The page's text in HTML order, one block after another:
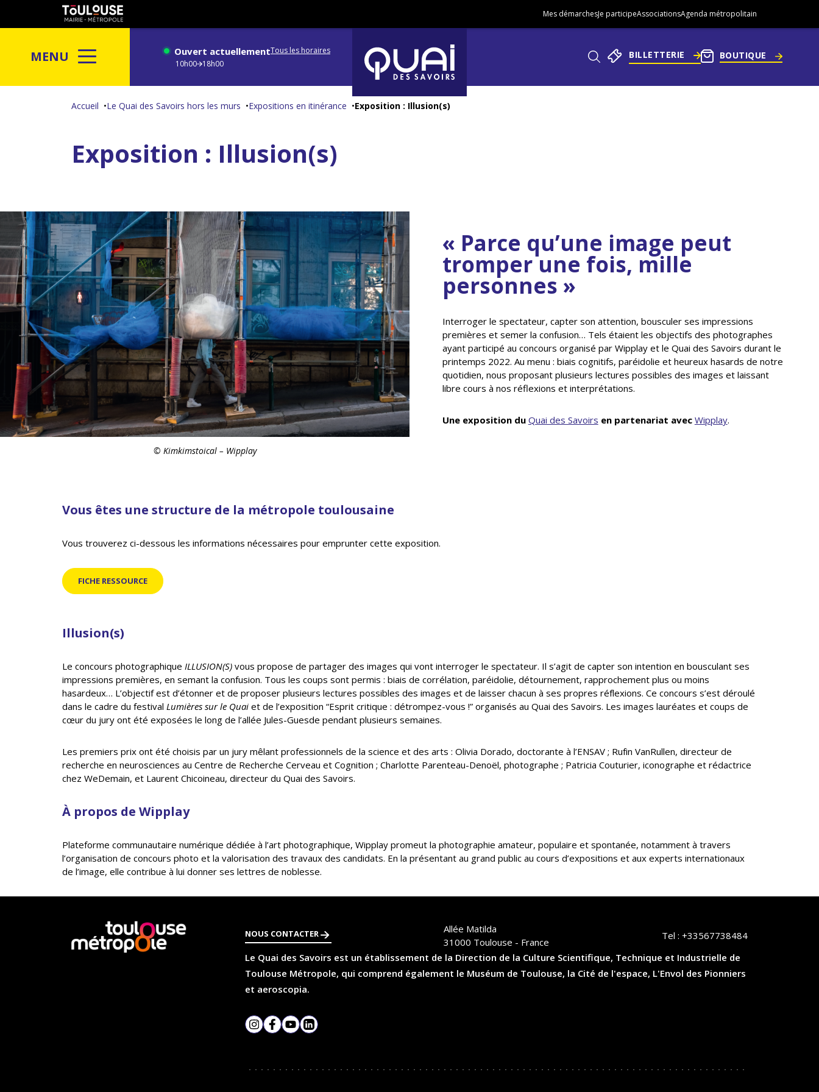
Gestion de vos préférences sur les cookies
au
à
Toulouse
Mes démarchesJe participeAssociationsAgenda métropolitain
MENU Ouvert actuellementTous les horaires
10h00 18h00
BILLETTERIE BOUTIQUE
Accueil Le Quai des Savoirs hors les murs Expositions en itinérance Exposition : Illusion(s)
Exposition : Illusion(s)
© Kimkimstoical – Wipplay
« Parce qu’une image peut
tromper une fois, mille
personnes »
Interroger le spectateur, capter son attention, bousculer ses impressions
premières et semer la confusion… Tels étaient les objectifs des photographes
ayant participé au concours organisé par Wipplay et le Quai des Savoirs durant le
printemps 2022. Au menu : biais cognitifs, paréidolie et heureux hasards de notre
quotidien, nous proposant plusieurs lectures possibles des images et laissant
libre cours à nos réflexions et interprétations.
Une exposition du Quai des Savoirs en partenariat avec Wipplay.
Vous êtes une structure de la métropole toulousaine
Vous trouverez ci-dessous les informations nécessaires pour emprunter cette exposition.
FICHE RESSOURCE
Illusion(s)
Le concours photographique ILLUSION(S) vous propose de partager des images qui vont interroger le spectateur. Il s’agit de capter son intention en bousculant ses
impressions premières, en semant la confusion. Tous les coups sont permis : biais de corrélation, paréidolie, détournement, rapprochement plus ou moins
hasardeux… L’objectif est d’étonner et de proposer plusieurs lectures possibles des images et de laisser chacun à ses propres réflexions. Ce concours s’est déroulé
dans le cadre du festival Lumières sur le Quai et de l’exposition “Esprit critique : détrompez-vous !” organisés au Quai des Savoirs. Les images lauréates et coups de
cœur du jury ont été exposées le long de l’allée Jules-Guesde pendant plusieurs semaines.
Les premiers prix ont été choisis par un jury mêlant professionnels de la science et des arts : Olivia Dorado, doctorante à l’ENSAV ; Rufin VanRullen, directeur de
recherche en neurosciences au Centre de Recherche Cerveau et Cognition ; Charlotte Parenteau-Denoël, photographe ; Patricia Couturier, iconographe et rédactrice
chez WeDemain, et Laurent Chicoineau, directeur du Quai des Savoirs.
À propos de Wipplay
Plateforme communautaire numérique dédiée à l’art photographique, Wipplay promeut la photographie amateur, populaire et spontanée, notamment à travers
l’organisation de concours photo et la valorisation des travaux des candidats. En la présentant au grand public au cours d’expositions et aux experts internationaux
de l’image, elle contribue à lui donner ses lettres de noblesse.
En
savoir
plus
NOUS CONTACTER
Allée Matilda
31000 Toulouse - France
Tel : +33567738484
Le Quai des Savoirs est un établissement de la Direction de la Culture Scientifique, Technique et Industrielle de
Toulouse Métropole, qui comprend également le Muséum de Toulouse, la Cité de l'espace, L'Envol des Pionniers
et aeroscopia.
Instagram
Facebook
YouTubeLinkedIn